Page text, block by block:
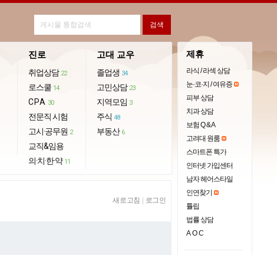
진로
취업상담 22
로스쿨 14
CPA 30
전문직 시험
고시·공무원 2
교직&임용
의·치·한·약 11
고대 교우
졸업생 34
고민상담 23
지역모임 3
주식 48
부동산 6
새로고침 로그인
제휴
라식 / 라섹 상담
눈·코·지 / 여유증
피부 상담
치과 상담
보험 Q & A
고려대 원룸
스마트폰 특가
인터넷 가입센터
남자 헤어스타일
인연찾기
튤립
법률 상담
AOC